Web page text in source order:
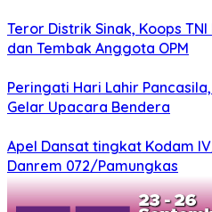
Teror Distrik Sinak, Koops
dan Tembak Anggota OPM
Peringati Hari Lahir
Gelar Upacara Bendera
Apel Dansat tingkat Kodam
Danrem 072/Pamungkas